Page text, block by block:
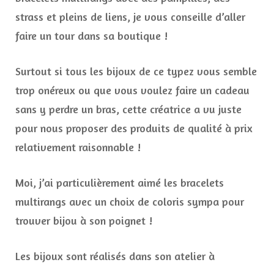
strass et pleins de liens, je vous conseille d’aller
faire un tour dans sa boutique !
Surtout si tous les bijoux de ce typez vous semble
trop onéreux ou que vous voulez faire un cadeau
sans y perdre un bras, cette créatrice a vu juste
pour nous proposer des produits de qualité à prix
relativement raisonnable !
Moi, j’ai particulièrement aimé les bracelets
multirangs avec un choix de coloris sympa pour
trouver bijou à son poignet !
Les bijoux sont réalisés dans son atelier à